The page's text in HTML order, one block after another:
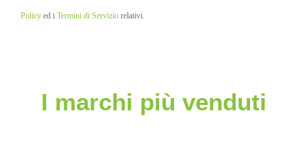
Policy ed i Termini di Servizio relativi.
I marchi più venduti